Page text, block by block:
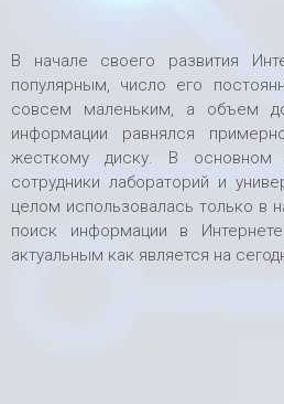
В начале своего развития
популярным, число его
совсем маленьким, а объем
информации равнялся
жесткому диску. В
сотрудники лабораторий и
целом использовалась только в
поиск информации в
актуальным как является на